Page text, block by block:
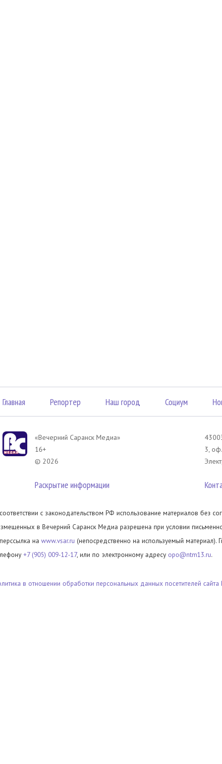
Главная Репортер Наш город Социум
«Вечерний Саранск Mедиа»
16+
© 2026
Раскрытие информации
3,
с законодательством РФ использование материалов без
в Вечерний Саранск Медиа разрешена при условии
на www.vsar.ru (непосредственно на используемый материал).
+7 (905) 009-12-17, или по электронному адресу opo@ntm13.ru.
в отношении обработки персональных данных посетителей